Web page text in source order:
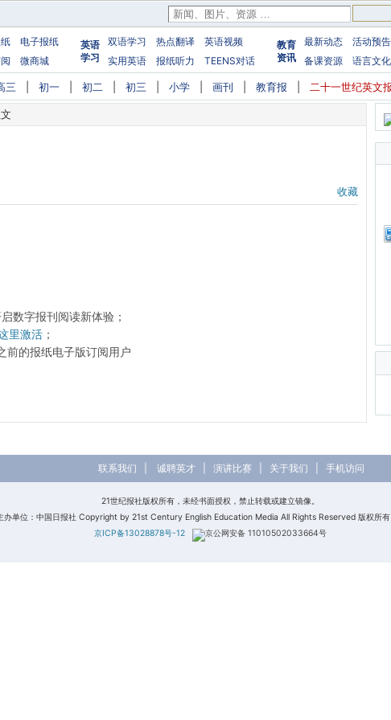
电子报纸
微商城
英语
学习
双语学习 热点翻译
英语视频
实用英语
报纸听力 TEENS对话
教育
资讯
最新动态
活动预告
备课资源
语言文化
三 初一 初二 初三 小学 画刊 教育报 二十一世纪英文
收藏
启数字报刊阅读新体验；
里激活 ；
前的报纸电子版订阅用户
联系我们 诚聘英才| 演讲比赛| 关于我们 手机访问
21世纪报社版权所有，未经书面授权，禁止转载或建立镜像。
办单位：中国日报社 Copyright by 21st Century English Education Media All Rights Reserved 版权所有
京ICP备13028878号-12
京公网安备 11010502033664号